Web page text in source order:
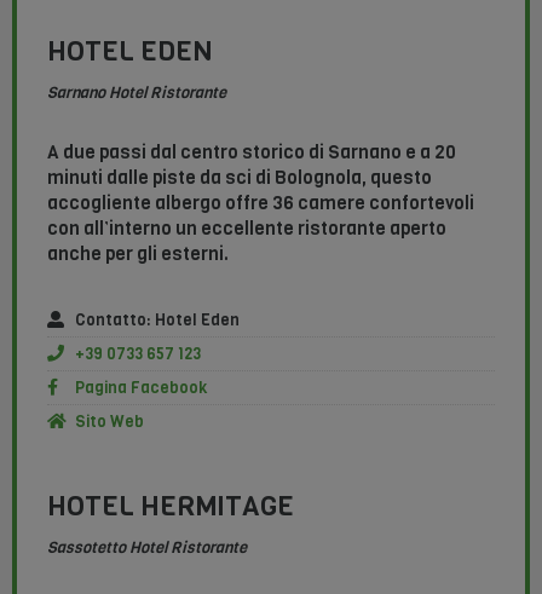
HOTEL EDEN
Sarnano Hotel Ristorante
A due passi dal centro storico di Sarnano e a 20
minuti dalle piste da sci di Bolognola, questo
accogliente albergo offre 36 camere confortevoli
con all’interno un eccellente ristorante aperto
anche per gli esterni.
Contatto: Hotel Eden
+39 0733 657 123
Pagina Facebook
Sito Web
HOTEL HERMITAGE
Sassotetto Hotel Ristorante